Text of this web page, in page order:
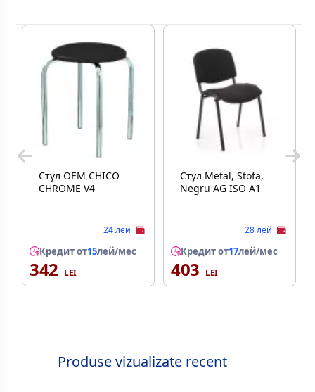
Стул OEM CHICO
CHROME V4
24 лей
Кредит от15лей/мес
342
Стул Metal, Stofa,
Negru AG ISO A1
28 лей
Кредит от17лей/мес
403
Produse vizualizate recent